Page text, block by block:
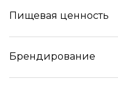
Пищевая ценность
Брендирование